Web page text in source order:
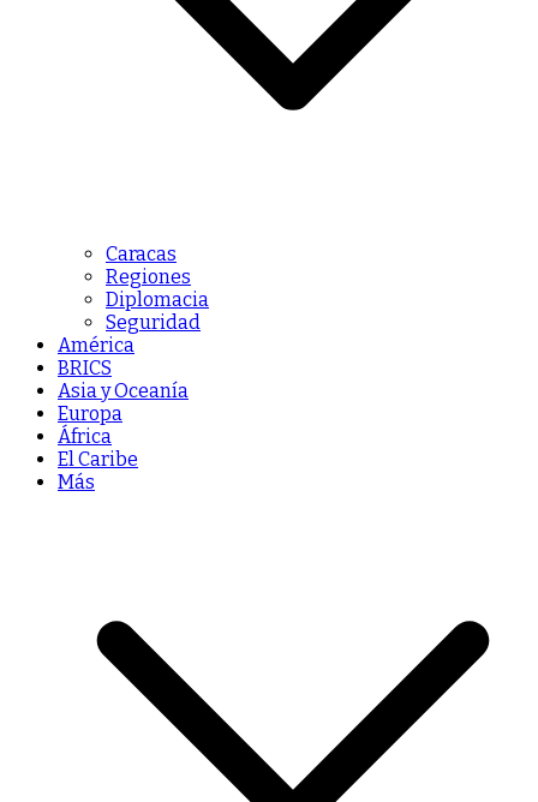
Caracas
Regiones
Diplomacia
Seguridad
América
BRICS
Asia y Oceanía
Europa
África
El Caribe
Más